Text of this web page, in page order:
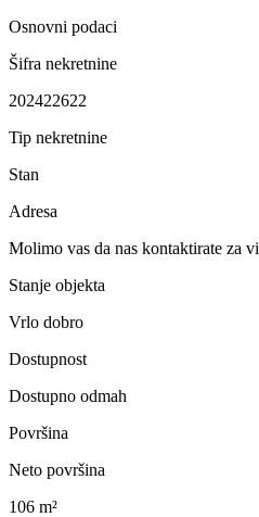
Osnovni podaci
Šifra nekretnine
202422622
Tip nekretnine
Stan
Adresa
Molimo vas da nas kontaktirate za
Stanje objekta
Vrlo dobro
Dostupnost
Dostupno odmah
Površina
Neto površina
106 m²